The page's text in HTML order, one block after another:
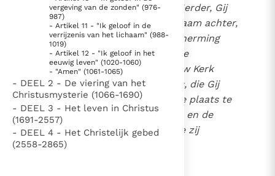
RK Documenten stelt heel veel belangrijke
kerkelijke documenten van de Rooms
Katholieke Kerk in het Nederlands beschikbaar
en is volledig afhankelijk van donaties.
Ik help mee!
vergeving van de zonden" (976-
987)
- Artikel 11 - "Ik geloof in de
verrijzenis van het lichaam" (988-
1019)
- Artikel 12 - "Ik geloof in het
eeuwig leven" (1020-1060)
- "Amen" (1061-1065)
- DEEL 2 - De viering van het
Christusmysterie (1066-1690)
- DEEL 3 - Het leven in Christus
(1691-2557)
- DEEL 4 - Het Christelijk gebed
(2558-2865)
Gij zijt onze eeuwige Herder, Gij
laat uw volk niet eenzaam achter,
maar blijft het in bescherming
houden door uw heilige
apostelen. Zo wordt uw Kerk
geleid door de herders, die Gij
hebt aangesteld om de plaats te
bekleden van uw Zoon en de
kudde voor te gaan die zij